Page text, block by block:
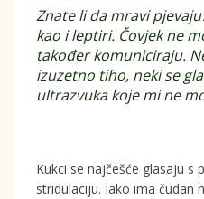
Znate li da mravi
kao i leptiri. Čovjek ne
također komuniciraju.
izuzetno tiho, neki se
ultrazvuka koje mi ne
Kukci se najčešće glasaju s
stridulaciju. Iako ima čudan